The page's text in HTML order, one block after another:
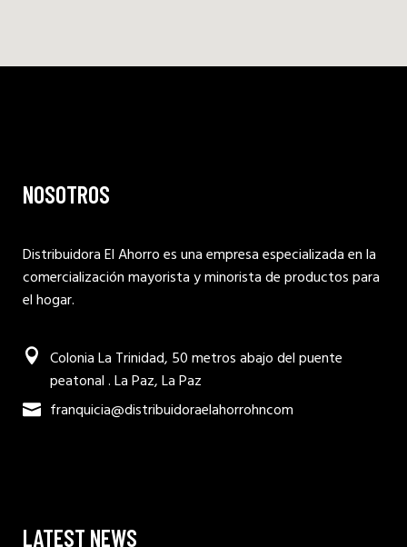
NOSOTROS
Distribuidora El Ahorro es una empresa especializada en la
comercialización mayorista y minorista de productos para
el hogar.
Colonia La Trinidad, 50 metros abajo del puente
peatonal . La Paz, La Paz
franquicia@distribuidoraelahorrohncom
LATEST NEWS